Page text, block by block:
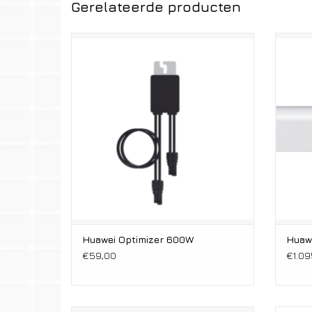
Gerelateerde producten
Huawei Optimizer 600W
€59,00